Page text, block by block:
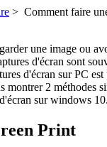
> Comment faire
une image ou
d'écran sont
d'écran sur PC
montrer 2 méthodes
sur windows 10.
Print